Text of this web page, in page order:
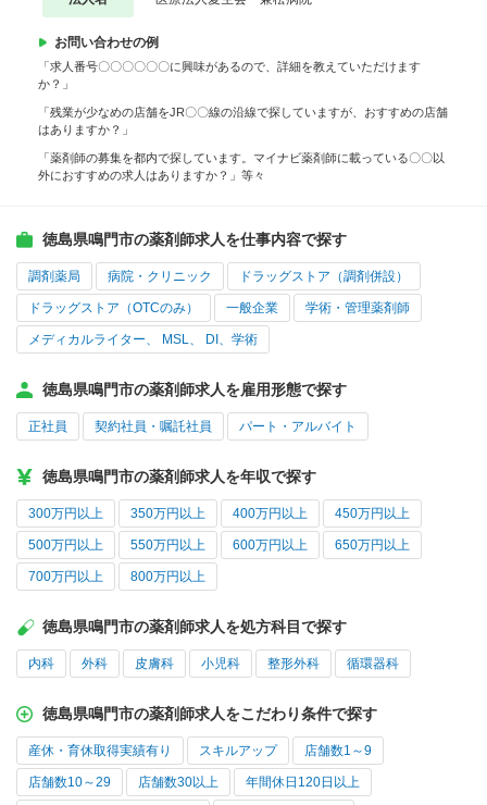
お問い合わせの例
「求人番号〇〇〇〇〇〇に興味があるので、詳細を教えていただけます
か？」
「残業が少なめの店舗をJR〇〇線の沿線で探していますが、おすすめの店舗
はありますか？」
「薬剤師の募集を都内で探しています。マイナビ薬剤師に載っている〇〇以
外におすすめの求人はありますか？」等々
徳島県鳴門市の薬剤師求人を仕事内容で探す
調剤薬局 病院・クリニック ドラッグストア（調剤併設）
ドラッグストア（OTCのみ） 一般企業 学術・管理薬剤師
メディカルライター、 MSL、 DI、学術
徳島県鳴門市の薬剤師求人を雇用形態で探す
正社員 契約社員・嘱託社員 パート・アルバイト
徳島県鳴門市の薬剤師求人を年収で探す
300万円以上 350万円以上 400万円以上 450万円以上
500万円以上 550万円以上 600万円以上 650万円以上
700万円以上 800万円以上
徳島県鳴門市の薬剤師求人を処方科目で探す
内科 外科 皮膚科 小児科 整形外科 循環器科
徳島県鳴門市の薬剤師求人をこだわり条件で探す
産休・育休取得実績有り スキルアップ 店舗数1～9
店舗数10～29 店舗数30以上 年間休日120日以上